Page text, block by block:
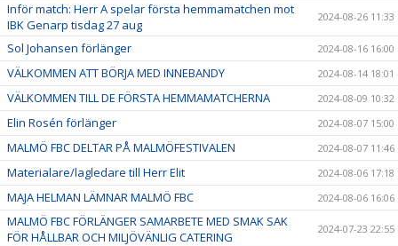
Inför match: Herr A spelar första hemmamatchen mot
IBK Genarp tisdag 27 aug
2024-08-26 11:33
Sol Johansen förlänger 2024-08-16 16:00
VÄLKOMMEN ATT BÖRJA MED INNEBANDY 2024-08-14 18:01
VÄLKOMMEN TILL DE FÖRSTA HEMMAMATCHERNA 2024-08-09 10:32
Elin Rosén förlänger 2024-08-07 15:00
MALMÖ FBC DELTAR PÅ MALMÖFESTIVALEN 2024-08-07 11:46
Materialare/lagledare till Herr Elit 2024-08-06 17:18
MAJA HELMAN LÄMNAR MALMÖ FBC 2024-08-06 16:06
MALMÖ FBC FÖRLÄNGER SAMARBETE MED SMAK SAK
FÖR HÅLLBAR OCH MILJÖVÄNLIG CATERING
2024-07-23 22:55